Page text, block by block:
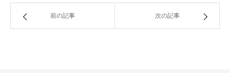
前の記事 次の記事